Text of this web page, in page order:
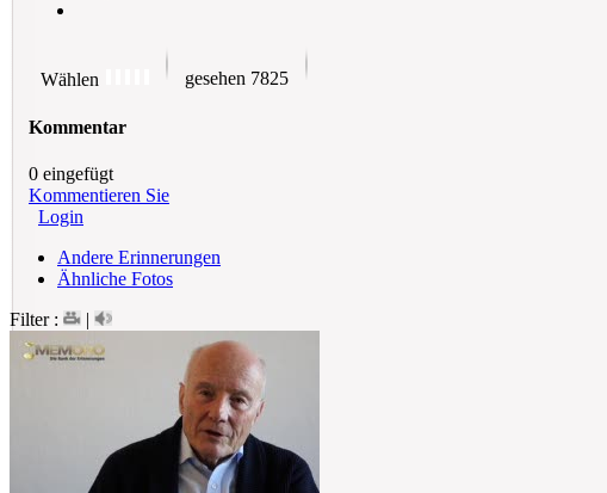
Wählen gesehen 7825
Kommentar
0 eingefügt
Kommentieren Sie
Login
Andere Erinnerungen
Ähnliche Fotos
Filter :
|